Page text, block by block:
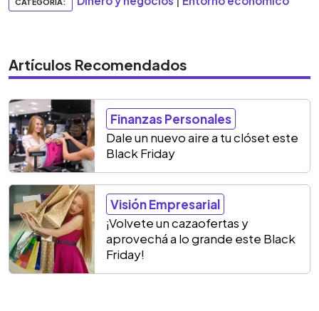
Artículos Recomendados
Finanzas Personales
Dale un nuevo aire a tu clóset este
Black Friday
Visión Empresarial
¡Volvete un cazaofertas y
aprovechá a lo grande este Black
Friday!